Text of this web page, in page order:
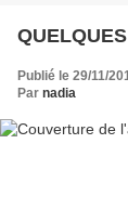
Publié le 29/11/
Par nadia